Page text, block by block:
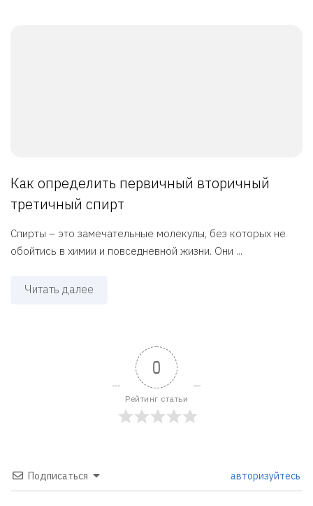
Как определить первичный вторичный
третичный спирт
Спирты – это замечательные молекулы, без которых не
обойтись в химии и повседневной жизни. Они ...
Читать далее
0
Рейтинг статьи
Подписаться авторизуйтесь